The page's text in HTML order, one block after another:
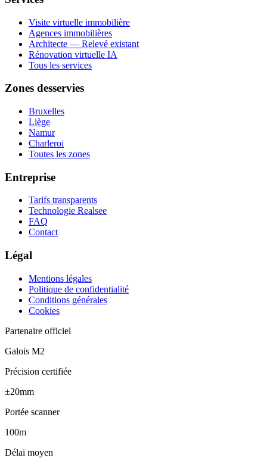
Visite virtuelle immobilière
Agences immobilières
Architecte — Relevé existant
Rénovation virtuelle IA
Tous les services
Zones desservies
Bruxelles
Liège
Namur
Charleroi
Toutes les zones
Entreprise
Tarifs transparents
Technologie Realsee
FAQ
Contact
Légal
Mentions légales
Politique de confidentialité
Conditions générales
Cookies
Partenaire officiel
Galois M2
Précision certifiée
±20mm
Portée scanner
100m
Délai moyen